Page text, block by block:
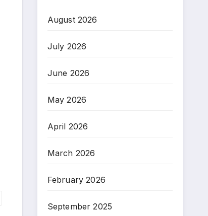
August 2026
July 2026
June 2026
May 2026
April 2026
March 2026
February 2026
September 2025